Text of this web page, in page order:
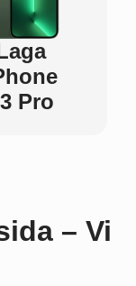
Pro
– Vi